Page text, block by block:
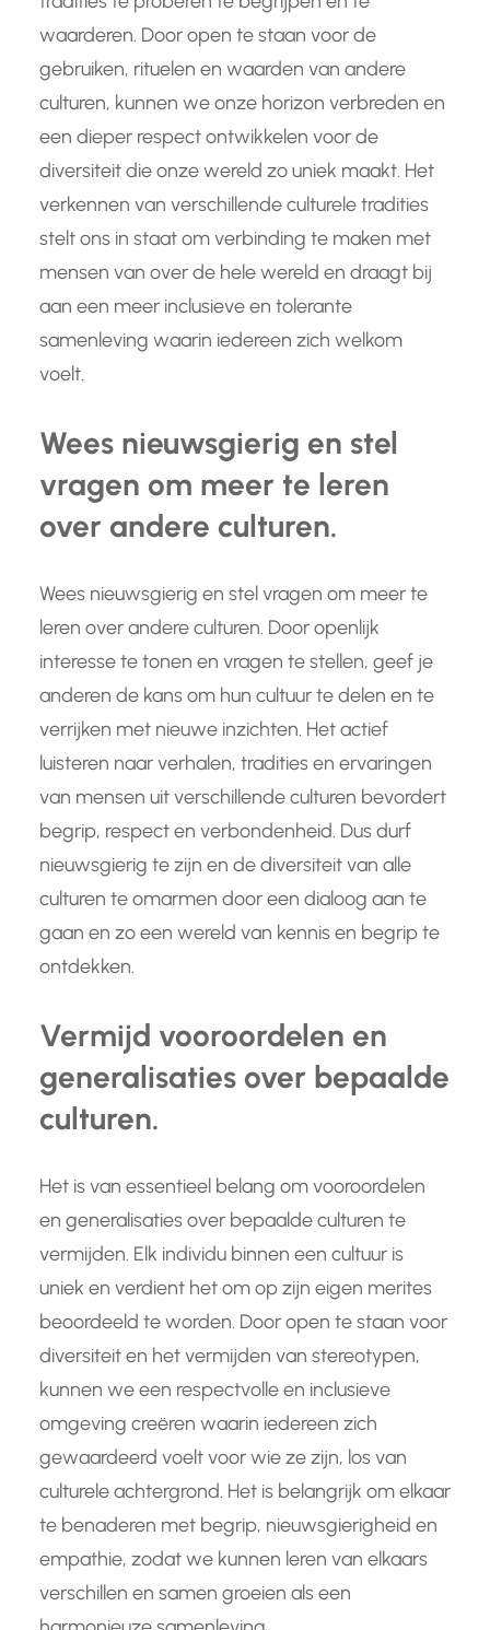
waarderen. Door open te staan voor de
gebruiken, rituelen en waarden van andere
culturen, kunnen we onze horizon verbreden en
een dieper respect ontwikkelen voor de
diversiteit die onze wereld zo uniek maakt. Het
verkennen van verschillende culturele tradities
stelt ons in staat om verbinding te maken met
mensen van over de hele wereld en draagt bij
aan een meer inclusieve en tolerante
samenleving waarin iedereen zich welkom
voelt.
Wees nieuwsgierig en stel
vragen om meer te leren
over andere culturen.
Wees nieuwsgierig en stel vragen om meer te
leren over andere culturen. Door openlijk
interesse te tonen en vragen te stellen, geef je
anderen de kans om hun cultuur te delen en te
verrijken met nieuwe inzichten. Het actief
luisteren naar verhalen, tradities en ervaringen
van mensen uit verschillende culturen bevordert
begrip, respect en verbondenheid. Dus durf
nieuwsgierig te zijn en de diversiteit van alle
culturen te omarmen door een dialoog aan te
gaan en zo een wereld van kennis en begrip te
ontdekken.
Vermijd vooroordelen en
generalisaties over bepaalde
culturen.
Het is van essentieel belang om vooroordelen
en generalisaties over bepaalde culturen te
vermijden. Elk individu binnen een cultuur is
uniek en verdient het om op zijn eigen merites
beoordeeld te worden. Door open te staan voor
diversiteit en het vermijden van stereotypen,
kunnen we een respectvolle en inclusieve
omgeving creëren waarin iedereen zich
gewaardeerd voelt voor wie ze zijn, los van
culturele achtergrond. Het is belangrijk om elkaar
te benaderen met begrip, nieuwsgierigheid en
empathie, zodat we kunnen leren van elkaars
verschillen en samen groeien als een